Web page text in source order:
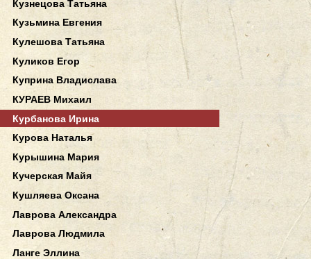
Кузнецова Татьяна
Кузьмина Евгения
Кулешова Татьяна
Куликов Егор
Куприна Владислава
КУРАЕВ Михаил
Курбанова Ирина
Курова Наталья
Курышина Мария
Кучерская Майя
Кушляева Оксана
Лаврова Александра
Лаврова Людмила
Ланге Эллина